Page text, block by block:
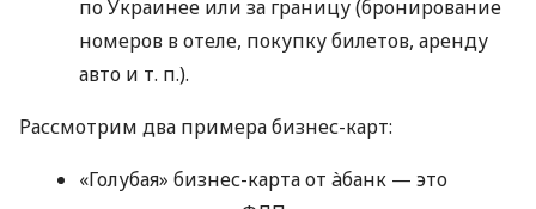
по Украинее или за границу (бронирование
номеров в отеле, покупку билетов, аренду
авто и т. п.).
Рассмотрим два примера бизнес-карт:
«Голубая» бизнес-карта от àбанк — это